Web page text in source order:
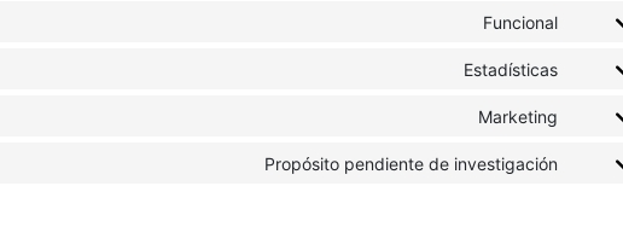
Funcional
Estadísticas
Marketing
Propósito pendiente de investigación